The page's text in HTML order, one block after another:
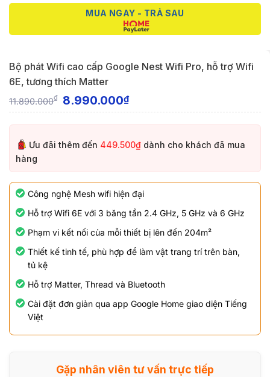
MUA NGAY - TRẢ SAU
Bộ phát Wifi cao cấp Google Nest Wifi Pro, hỗ trợ Wifi
6E, tương thích Matter
11.890.000₫ 8.990.000₫
Ưu đãi thêm đến 449.500₫ dành cho khách đã mua
hàng
Công nghệ Mesh wifi hiện đại
Hỗ trợ Wifi 6E với 3 băng tần 2.4 GHz, 5 GHz và 6 GHz
Phạm vi kết nối của mỗi thiết bị lên đến 204m²
Thiết kế tinh tế, phù hợp để làm vật trang trí trên bàn,
tủ kệ
Hỗ trợ Matter, Thread và Bluetooth
Cài đặt đơn giản qua app Google Home giao diện Tiếng
Việt
Gặp nhân viên tư vấn trực tiếp